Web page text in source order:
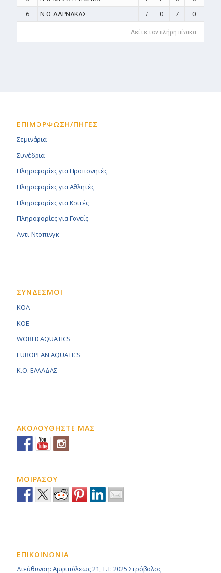
6
N.O. ΛΑΡΝΑΚΑΣ 7 0 7 0
Δείτε τον πλήρη πίνακα
ΕΠΙΜΟΡΦΩΣΗ/ΠΗΓΕΣ
Σεμινάρια
Συνέδρια
Πληροφορίες για Προπονητές
Πληροφορίες για Αθλητές
Πληροφορίες για Κριτές
Πληροφορίες για Γονείς
Αντι-Ντοπινγκ
ΣΥΝΔΕΣΜΟΙ
KOA
KOE
WORLD AQUATICS
EUROPEAN AQUATICS
K.O. ΕΛΛΑΔΑΣ
ΑΚΟΛΟΥΘΗΣΤΕ ΜΑΣ
ΜΟΙΡΑΣΟΥ
ΕΠΙΚΟΙΝΩΝΙΑ
Διεύθυνση: Αμφιπόλεως 21, Τ.Τ: 2025 Στρόβολος